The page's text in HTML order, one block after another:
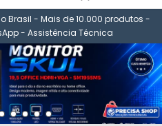
Brasil - Mais de 10.000 produtos -
- Assistência Técnica